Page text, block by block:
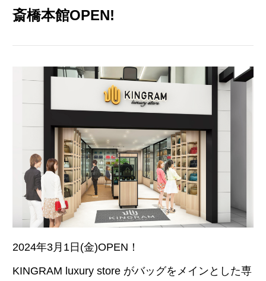
斎橋本館OPEN!
2024年3月1日(金)OPEN！
KINGRAM luxury store がバッグをメインとした専